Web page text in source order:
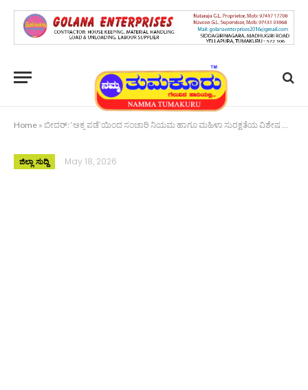
Home » ಬೀದರ್: ‘ಅಕ್ಕ ಪಡೆ’ಯಿಂದ ಸಂಚಾರಿ ನಿಯಮ ಹಾಗೂ ಮಹಿಳಾ ಸುರಕ್ಷತೆಯ ವಿಶೇಷ ಅರಿವು ಕಾರ್ಯಕ್ರಮ
ಜಿಲ್ಲಾ ಸುದ್ದಿ May 18, 2026